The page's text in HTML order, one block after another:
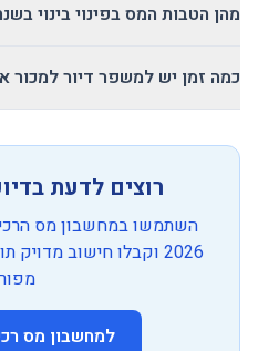
מהן הטבות המס בפינוי בינוי בשנת
כמה זמן יש למשפר דיור למכור
רוצים לדעת
השתמשו במחשבון מס
למחשבון מס רכישה